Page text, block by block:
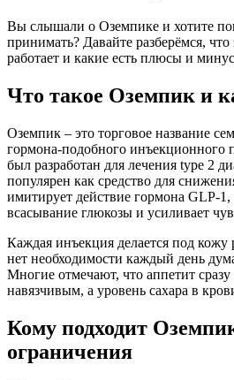
Вы слышали о Оземпике и хотите
принимать? Давайте разберёмся, что
работает и какие есть плюсы и
Что такое Оземпик и
Оземпик – это торговое название
гормона‑подобного инъекционного
был разработан для лечения type 2
популярен как средство для
имитирует действие гормона GLP‑1,
всасывание глюкозы и усиливает
Каждая инъекция делается под кожу
нет необходимости каждый день
Многие отмечают, что аппетит сразу
навязчивым, а уровень сахара в
Кому подходит
ограничения